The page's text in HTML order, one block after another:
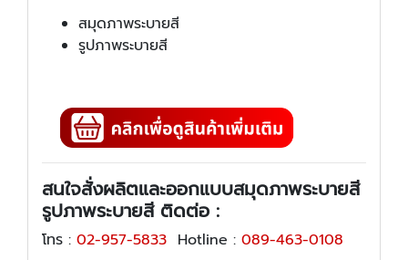
สมุดภาพระบายสี
รูปภาพระบายสี
สนใจสั่งผลิตและออกแบบสมุดภาพระบายสี
รูปภาพระบายสี ติดต่อ :
โทร : 02-957-5833 Hotline : 089-463-0108